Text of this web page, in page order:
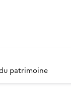
patrimoine